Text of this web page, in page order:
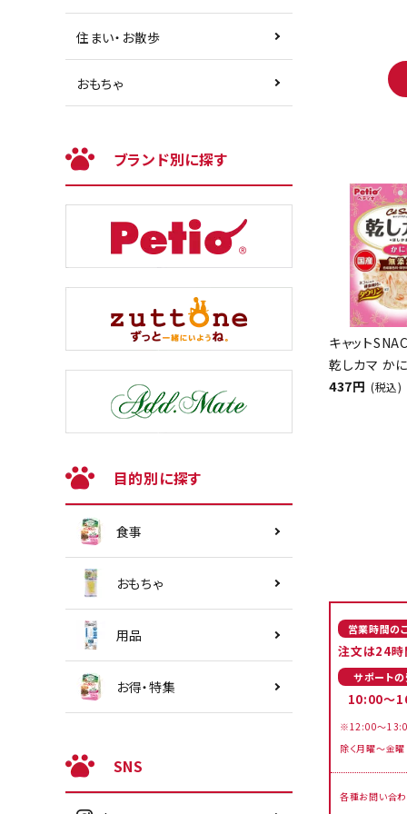
住まい・お散歩
おもちゃ
ブランド別に探す
目的別に探す
食事
おもちゃ
用品
お得・特集
SNS
キャット
乾しカマ か
437円 (税込)
営業時間の
注文は24時
サポート
10:00～
※12:00～
除く月曜～金曜
各種お問い合